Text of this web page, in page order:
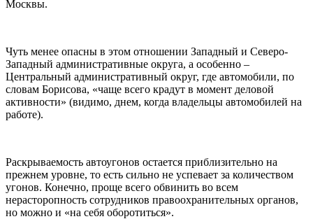
Москвы.
Чуть менее опасны в этом отношении Западный и Северо-
Западный административные округа, а особенно –
Центральный административный округ, где автомобили, по
словам Борисова, «чаще всего крадут в момент деловой
активности» (видимо, днем, когда владельцы автомобилей на
работе).
Раскрываемость автоугонов остается приблизительно на
прежнем уровне, то есть сильно не успевает за количеством
угонов. Конечно, проще всего обвинить во всем
нерасторопность сотрудников правоохранительных органов,
но можно и «на себя оборотиться».